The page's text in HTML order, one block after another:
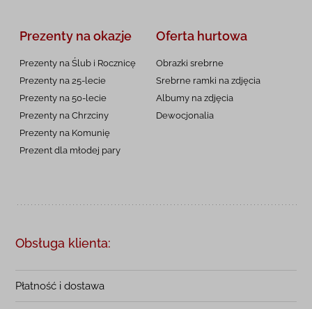
Prezenty na okazje
Prezenty na Ślub i Rocznicę
Prezenty na 25-lecie
Prezenty na 50-lecie
Prezenty na Chrzciny
Prezenty na Komunię
Prezent dla młodej pary
Oferta hurtowa
Obrazki srebrne
Srebrne ramki na zdjęcia
Albumy na zdjęcia
Dewocjonalia
Obsługa klienta:
Płatność i dostawa